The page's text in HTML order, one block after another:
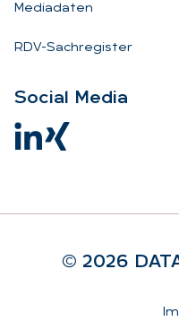
Mediadaten
RDV-Sachregister
So­ci­al Me­dia
© 2026